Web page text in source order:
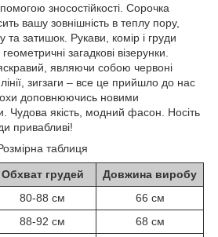
зносостійкості. Сорочка
вашу зовнішність в теплу пору,
та затишок. Рукави, комір і груди
загадкові візерунки.
являючи собою червоні
зигзаги – все це прийшло до нас
доповнюючись новими
Чудова якість, модний фасон. Носіть
привабливі!
таблиця
Обхват грудей
Довжина виробу
80-88 см
66 см
88-92 см
68 см